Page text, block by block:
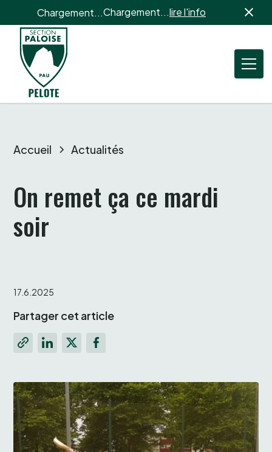
Chargement...Chargement...lire l'info
Accueil Actualités
On remet ça ce mardi
soir
17.6.2025
Partager cet article